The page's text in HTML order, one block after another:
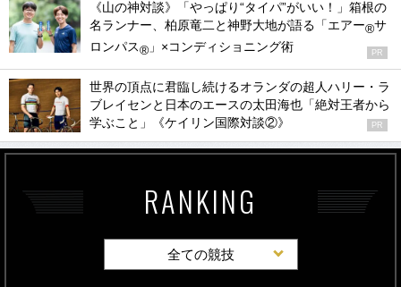
《山の神対談》「やっぱり“タイパ”がいい！」箱根の
名ランナー、柏原竜二と神野大地が語る「エアー®サ
ロンパス® 」×コンディショニング術 PR
世界の頂点に君臨し続けるオランダの超人ハリー・ラ
ブレイセンと日本のエースの太田海也「絶対王者から
学ぶこと」《ケイリン国際対談②》
PR
RANKING
全ての競技